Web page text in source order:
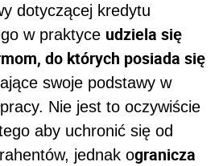
dotyczącej kredytu
w praktyce udziela się
do których posiada się
swoje podstawy w
Nie jest to oczywiście
aby uchronić się od
jednak ogranicza